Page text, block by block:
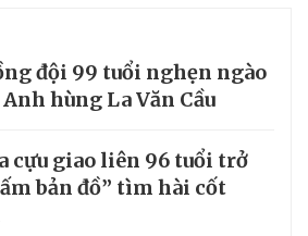
đội 99 tuổi nghẹn ngào
hùng La Văn Cầu
cựu giao liên 96 tuổi trở
bản đồ” tìm hài cốt